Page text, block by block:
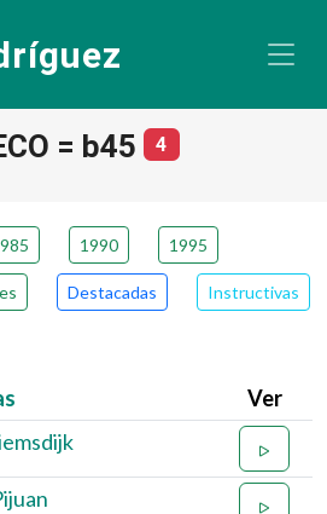
= b45 4número de
1990 1995
Destacadas Instructivas
Ver